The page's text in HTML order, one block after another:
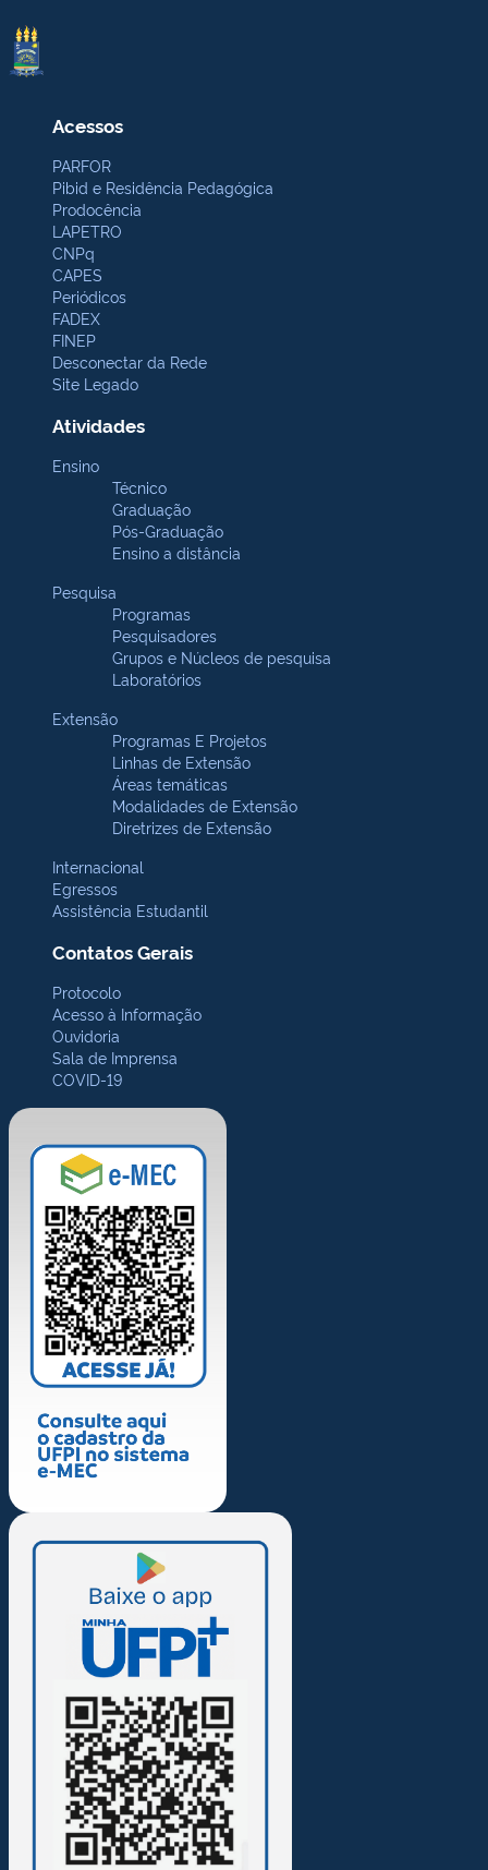
Acessos
PARFOR
Pibid e Residência Pedagógica
Prodocência
LAPETRO
CNPq
CAPES
Periódicos
FADEX
FINEP
Desconectar da Rede
Site Legado
Atividades
Ensino
Técnico
Graduação
Pós-Graduação
Ensino a distância
Pesquisa
Programas
Pesquisadores
Grupos e Núcleos de pesquisa
Laboratórios
Extensão
Programas E Projetos
Linhas de Extensão
Áreas temáticas
Modalidades de Extensão
Diretrizes de Extensão
Internacional
Egressos
Assistência Estudantil
Contatos Gerais
Protocolo
Acesso à Informação
Ouvidoria
Sala de Imprensa
COVID-19